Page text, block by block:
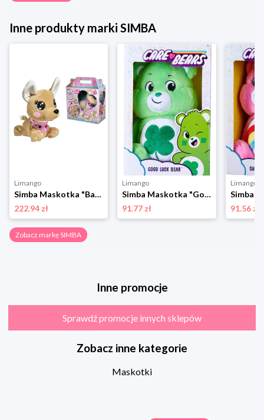
Inne produkty marki SIMBA
Limango
Simba Maskotka "Baby Boo" - 3+ rozmiar: onesize
222.94 zł
Limango
Simba Maskotka "Good Luck Bear" - 0+ rozmiar: onesize
91.77 zł
Limango
91.56 zł
Zobacz markę SIMBA
Inne promocje
Sprawdź promocje innych sklepów
Zobacz inne kategorie
Maskotki